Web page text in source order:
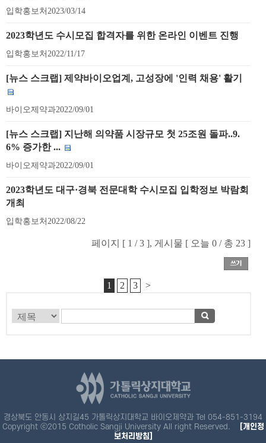
입학홍보처 2023/03/14
2023학년도 수시모집 합격자를 위한 온라인 이벤트 진행
입학홍보처 2022/11/17
[뉴스 스크랩] 제약바이오업계, 고성장에 '인력 채용' 활기
바이오제약과2022/09/01
[뉴스 스크랩] 지난해 의약품 시장규모 첫 25조원 돌파..9.
6% 증가한 ...
바이오제약과2022/09/01
2023학년도 대구·경북 전문대학 수시모집 입학정보 박람회
개최
입학홍보처 2022/08/22
페이지 [ 1 / 3 ], 게시물 [ 오늘 0 / 총 23 ]
1 2 3 >
경상북도 안동시 상지길45 가톨릭상지대학교 바이오제약과 Tel 054-851-3194
Copyright ⓒ2015 Cotholic Sangji University All right Reserved.
[개인정
보처리방침]